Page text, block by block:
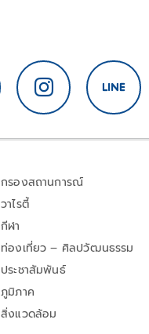
กรองสถานการณ์
วาไรตี้
กีฬา
ท่องเที่ยว – ศิลปวัฒนธรรม
ประชาสัมพันธ์
ภูมิภาค
สิ่งแวดล้อม